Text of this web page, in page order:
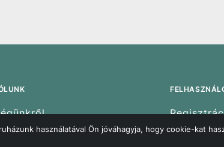
használatával Ön jóváhagyja, hogy cookie-kat